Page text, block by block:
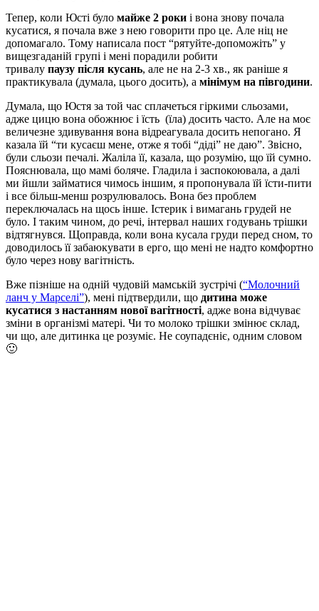
Тепер, коли Юсті було майже 2 роки і вона знову почала
кусатися, я почала вже з нею говорити про це. Але ніц не
допомагало. Тому написала пост “рятуйте-допоможіть” у
вищезгаданій групі і мені порадили робити
тривалу паузу після кусань, але не на 2-3 хв., як раніше я
практикувала (думала, цього досить), а мінімум на півгодини.
Думала, що Юстя за той час сплачеться гіркими сльозами,
адже цицю вона обожнює і їсть (їла) досить часто. Але на моє
величезне здивування вона відреагувала досить непогано. Я
казала їй “ти кусаєш мене, отже я тобі “діді” не даю”. Звісно,
були сльози печалі. Жаліла її, казала, що розумію, що їй сумно.
Пояснювала, що мамі боляче. Гладила і заспокоювала, а далі
ми йшли займатися чимось іншим, я пропонувала їй їсти-пити
і все більш-менш розрулювалось. Вона без проблем
переключалась на щось інше. Істерик і вимагань грудей не
було. І таким чином, до речі, інтервал наших годувань трішки
відтягнувся. Щоправда, коли вона кусала груди перед сном, то
доводилось її забаюкувати в ерго, що мені не надто комфортно
було через нову вагітність.
Вже пізніше на одній чудовій мамській зустрічі (“Молочний
ланч у Марселі”), мені підтвердили, що дитина може
кусатися з настанням нової вагітності, адже вона відчуває
зміни в організмі матері. Чи то молоко трішки змінює склад,
чи що, але дитинка це розуміє. Не соупадєніє, одним словом
🙂